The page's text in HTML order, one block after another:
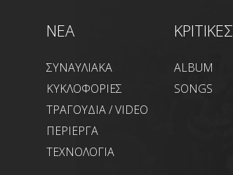
NEA
ΣΥΝΑΥΛΙΑΚΑ
ΚΥΚΛΟΦΟΡΙΕΣ
ΤΡΑΓΟΥΔΙΑ / VIDEO
ΠΕΡΙΕΡΓΑ
ΤΕΧΝΟΛΟΓΙΑ
ΚΡΙΤΙΚΕΣ
ALBUM
SONGS